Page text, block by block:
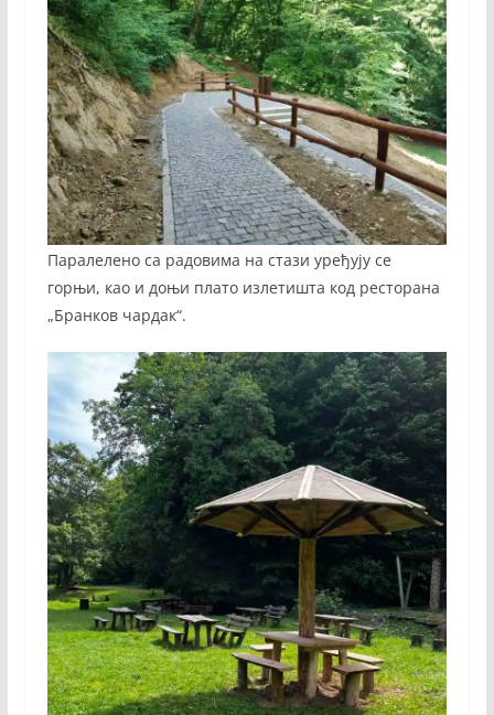
Паралелено са радовима на стази уређују се
горњи, као и доњи плато излетишта код ресторана
„Бранков чардак“.